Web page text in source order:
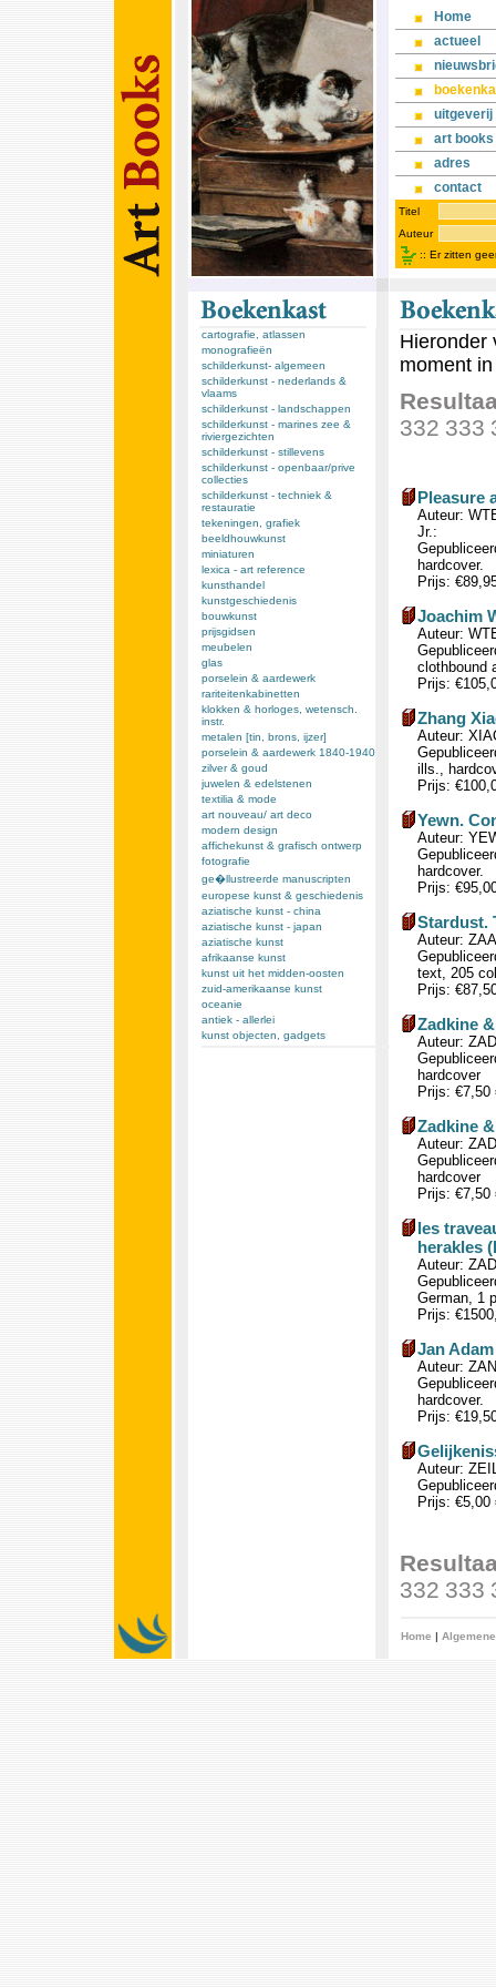
Home
actueel
uitgeverij
art books
adres
contact
Titel
Auteur
:: Er zitten
cartografie, atlassen
monografieën
schilderkunst- algemeen
schilderkunst - nederlands &
vlaams
schilderkunst - landschappen
schilderkunst - marines zee &
riviergezichten
schilderkunst - stillevens
schilderkunst - openbaar/prive
collecties
schilderkunst - techniek &
restauratie
tekeningen, grafiek
beeldhouwkunst
miniaturen
lexica - art reference
kunsthandel
kunstgeschiedenis
bouwkunst
prijsgidsen
meubelen
glas
porselein & aardewerk
rariteitenkabinetten
klokken & horloges, wetensch.
instr.
metalen [tin, brons, ijzer]
porselein & aardewerk 1840-1940
zilver & goud
juwelen & edelstenen
textilia & mode
art nouveau/ art deco
modern design
affichekunst & grafisch ontwerp
fotografie
ge�llustreerde manuscripten
europese kunst & geschiedenis
aziatische kunst - china
aziatische kunst - japan
aziatische kunst
afrikaanse kunst
kunst uit het midden-oosten
zuid-amerikaanse kunst
oceanie
antiek - allerlei
kunst objecten, gadgets
Hieronder
moment
332 333
Pleasure
Auteur:
Jr.:
hardcover.
Prijs:
Joachim
Auteur:
clothbound
Prijs:
Zhang
Auteur:
ills.,
Prijs:
Yewn.
Auteur:
hardcover.
Prijs:
Stardust.
Auteur:
text, 205
Prijs:
Zadkine
Auteur:
hardcover
Prijs: €7,50
Zadkine
Auteur:
hardcover
Prijs: €7,50
les
herakles
Auteur:
German, 1
Prijs:
Jan
Auteur:
hardcover.
Prijs:
Auteur:
Prijs: €5,00
332 333
Home |